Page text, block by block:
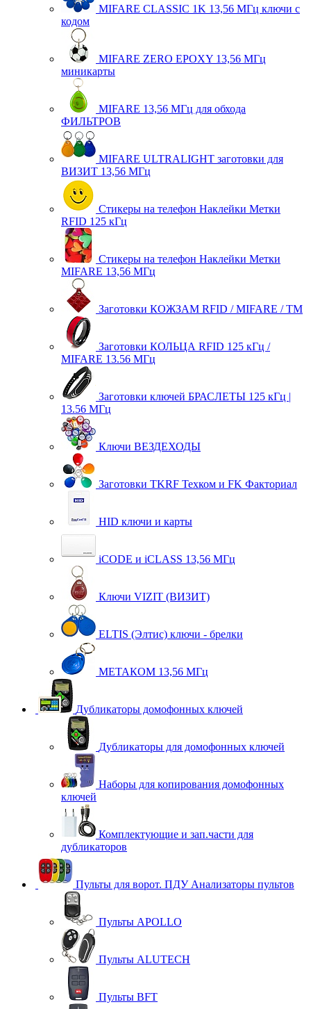
MIFARE CLASSIC 1K 13,56 МГц ключи с
кодом
MIFARE ZERO EPOXY 13,56 МГц
миникарты
MIFARE 13,56 МГц для обхода
ФИЛЬТРОВ
MIFARE ULTRALIGHT заготовки для
ВИЗИТ 13,56 МГц
Стикеры на телефон Наклейки Метки
RFID 125 кГц
Стикеры на телефон Наклейки Метки
MIFARE 13,56 МГц
Заготовки КОЖЗАМ RFID / MIFARE / TM
Заготовки КОЛЬЦА RFID 125 кГц /
MIFARE 13.56 МГц
Заготовки ключей БРАСЛЕТЫ 125 кГц |
13.56 МГц
Ключи ВЕЗДЕХОДЫ
Заготовки TKRF Техком и FK Факториал
HID ключи и карты
iCODE и iCLASS 13,56 МГц
Ключи VIZIT (ВИЗИТ)
ELTIS (Элтис) ключи - брелки
МЕТАКОМ 13,56 МГц
Дубликаторы домофонных ключей
Дубликаторы для домофонных ключей
Наборы для копирования домофонных
ключей
Комплектующие и зап.части для
дубликаторов
Пульты для ворот. ПДУ Анализаторы пультов
Пульты APOLLO
Пульты ALUTECH
Пульты BFT